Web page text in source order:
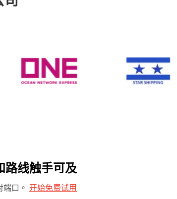
ONE Line
路线触手可及
口。 开始免费试用